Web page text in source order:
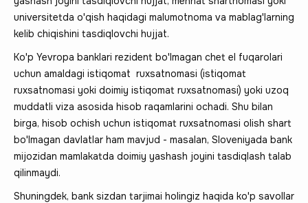
universitetda o'qish haqidagi malumotnoma va mablag'larning
kelib chiqishini tasdiqlovchi hujjat.
Ko'p Yevropa banklari rezident bo'lmagan chet el fuqarolari
uchun amaldagi istiqomat ruxsatnomasi (istiqomat
ruxsatnomasi yoki doimiy istiqomat ruxsatnomasi) yoki uzoq
muddatli viza asosida hisob raqamlarini ochadi. Shu bilan
birga, hisob ochish uchun istiqomat ruxsatnomasi olish shart
bo'lmagan davlatlar ham mavjud - masalan, Sloveniyada bank
mijozidan mamlakatda doimiy yashash joyini tasdiqlash talab
qilinmaydi.
Shuningdek, bank sizdan tarjimai holingiz haqida ko'p savollar